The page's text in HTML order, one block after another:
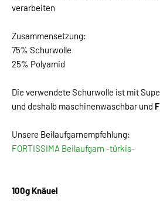
verarbeiten
Zusammensetzung:
75% Schurwolle
25% Polyamid
Die verwendete Schurwolle ist mit
und deshalb maschinenwaschbar und
Unsere Beilaufgarnempfehlung:
FORTISSIMA Beilaufgarn -türkis-
100g Knäuel